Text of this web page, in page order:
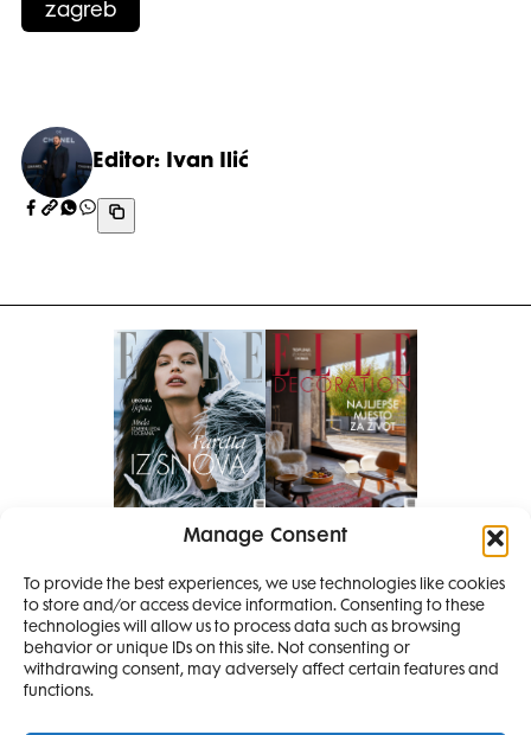
Manage Consent
To provide the best experiences, we use technologies like cookies
to store and/or access device information. Consenting to these
technologies will allow us to process data such as browsing
behavior or unique IDs on this site. Not consenting or
withdrawing consent, may adversely affect certain features and
functions.
zagreb
Editor: Ivan Ilić
Pretplati se na časopis
PRETPLATITE SE
SMANJI
4 IZDANJA